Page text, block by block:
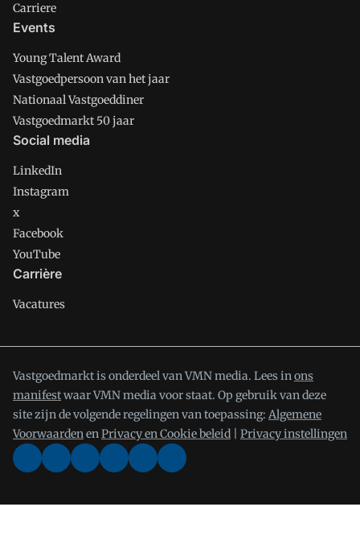
Carriere
Events
Young Talent Award
Vastgoedpersoon van het jaar
Nationaal Vastgoeddiner
Vastgoedmarkt 50 jaar
Social media
LinkedIn
Instagram
x
Facebook
YouTube
Carrière
Vacatures
Vastgoedmarkt is onderdeel van VMN media. Lees inons
manifestwaar VMN media voor staat. Op gebruik van deze
site zijn de volgende regelingen van toepassing: Algemene
VoorwaardenenPrivacy en Cookie beleid Privacy instellingen